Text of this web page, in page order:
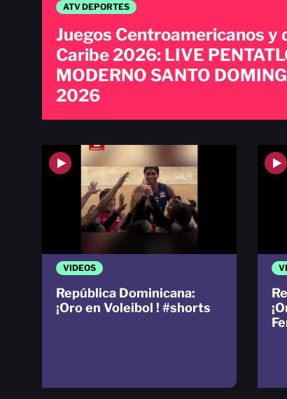
ATV DEPORTES
Juegos Centroamericanos y
Caribe 2026: LIVE
MODERNO SANTO
2026
VIDEOS
República Dominicana:
¡Oro en Voleibol ! #shorts